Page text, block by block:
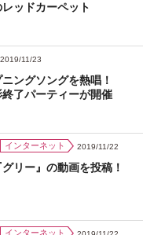
ッドカーペット
2019/11/23
ニングソングを熱唱！
終了パーティーが開催
インターネット 2019/11/22
グリー』の動画を投稿！
インターネット